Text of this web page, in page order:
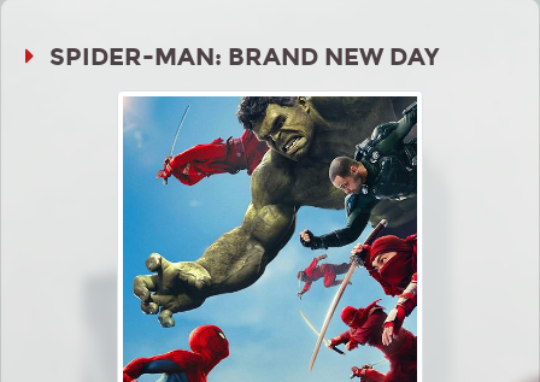
SPIDER-MAN: BRAND NEW DAY